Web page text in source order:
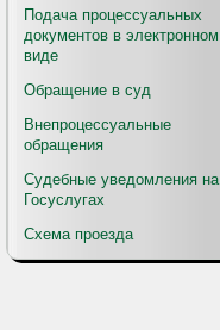
Подача процессуальных
документов в электронном
виде
Обращение в суд
Внепроцессуальные
обращения
Судебные уведомления на
Госуслугах
Схема проезда